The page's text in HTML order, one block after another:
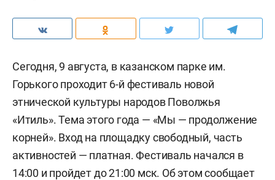
Сегодня, 9 августа, в казанском парке им.
Горького проходит 6-й фестиваль новой
этнической культуры народов Поволжья
«Итиль». Тема этого года — «Мы — продолжение
корней». Вход на площадку свободный, часть
активностей — платная. Фестиваль начался в
14:00 и пройдет до 21:00 мск. Об этом сообщает